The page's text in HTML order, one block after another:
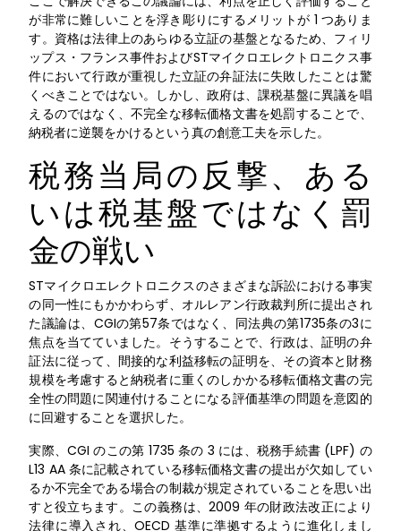
が非常に難しいことを浮き彫りにするメリットが 1 つありま
す。資格は法律上のあらゆる立証の基盤となるため、フィリ
ップス・フランス事件およびSTマイクロエレクトロニクス事
件において行政が重視した立証の弁証法に失敗したことは驚
くべきことではない。しかし、政府は、課税基盤に異議を唱
えるのではなく、不完全な移転価格文書を処罰することで、
納税者に逆襲をかけるという真の創意工夫を示した。
税務当局の反撃、ある
いは税基盤ではなく罰
金の戦い
STマイクロエレクトロニクスのさまざまな訴訟における事実
の同一性にもかかわらず、オルレアン行政裁判所に提出され
た議論は、CGIの第57条ではなく、同法典の第1735条の3に
焦点を当てていました。そうすることで、行政は、証明の弁
証法に従って、間接的な利益移転の証明を、その資本と財務
規模を考慮すると納税者に重くのしかかる移転価格文書の完
全性の問題に関連付けることになる評価基準の問題を意図的
に回避することを選択した。
実際、CGI のこの第 1735 条の 3 には、税務手続書 (LPF) の
L13 AA 条に記載されている移転価格文書の提出が欠如してい
るか不完全である場合の制裁が規定されていることを思い出
すと役立ちます。この義務は、2009 年の財政法改正により
法律に導入され、OECD 基準に準拠するように進化しまし